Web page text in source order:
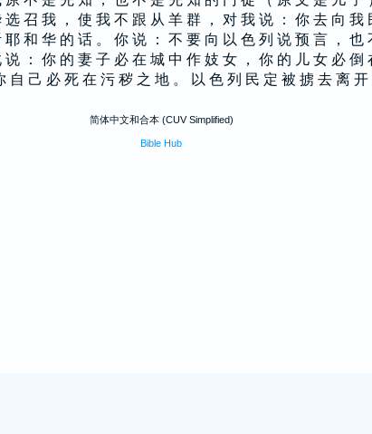
选 召 我 ， 使 我 不 跟 从 羊 群 ， 对 我 说 ： 你 去 向 我
和 华 的 话 。 你 说 ： 不 要 向 以 色 列 说 预 言 ， 也
说 ： 你 的 妻 子 必 在 城 中 作 妓 女 ， 你 的 儿 女 必 倒
自 己 必 死 在 污 秽 之 地 。 以 色 列 民 定 被 掳 去 离 开
简体中文和合本 (CUV Simplified)
Bible Hub